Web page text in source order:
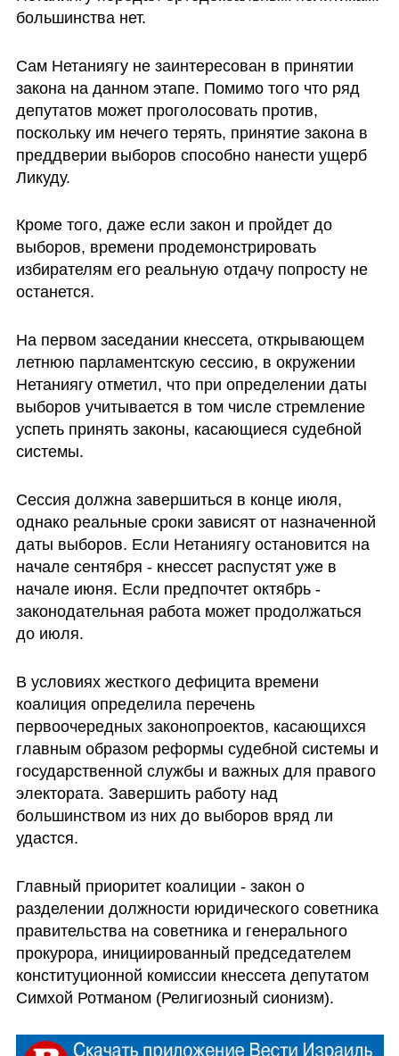
большинства нет.
Сам Нетаниягу не заинтересован в принятии
закона на данном этапе. Помимо того что ряд
депутатов может проголосовать против,
поскольку им нечего терять, принятие закона в
преддверии выборов способно нанести ущерб
Ликуду.
Кроме того, даже если закон и пройдет до
выборов, времени продемонстрировать
избирателям его реальную отдачу попросту не
останется.
На первом заседании кнессета, открывающем
летнюю парламентскую сессию, в окружении
Нетаниягу отметил, что при определении даты
выборов учитывается в том числе стремление
успеть принять законы, касающиеся судебной
системы.
Сессия должна завершиться в конце июля,
однако реальные сроки зависят от назначенной
даты выборов. Если Нетаниягу остановится на
начале сентября - кнессет распустят уже в
начале июня. Если предпочтет октябрь -
законодательная работа может продолжаться
до июля.
В условиях жесткого дефицита времени
коалиция определила перечень
первоочередных законопроектов, касающихся
главным образом реформы судебной системы и
государственной службы и важных для правого
электората. Завершить работу над
большинством из них до выборов вряд ли
удастся.
Главный приоритет коалиции - закон о
разделении должности юридического советника
правительства на советника и генерального
прокурора, инициированный председателем
конституционной комиссии кнессета депутатом
Симхой Ротманом (Религиозный сионизм).